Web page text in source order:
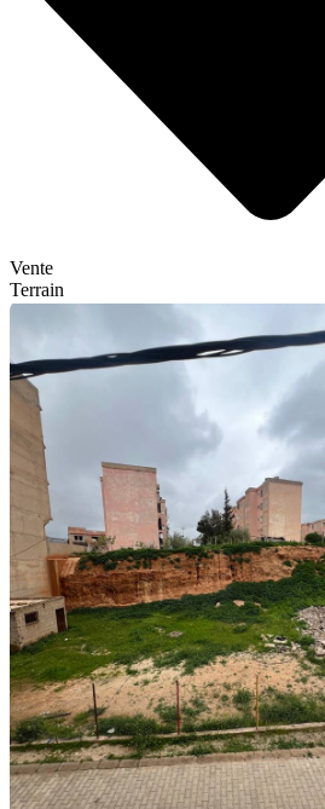
Vente
Terrain